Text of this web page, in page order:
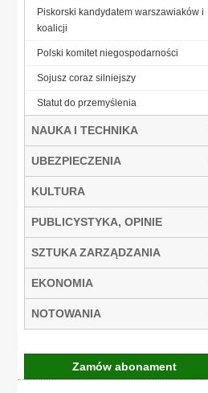
Piskorski kandydatem warszawiaków i
koalicji
Polski komitet niegospodarności
Sojusz coraz silniejszy
Statut do przemyślenia
NAUKA I TECHNIKA
UBEZPIECZENIA
KULTURA
PUBLICYSTYKA, OPINIE
SZTUKA ZARZĄDZANIA
EKONOMIA
NOTOWANIA
Zamów abonament